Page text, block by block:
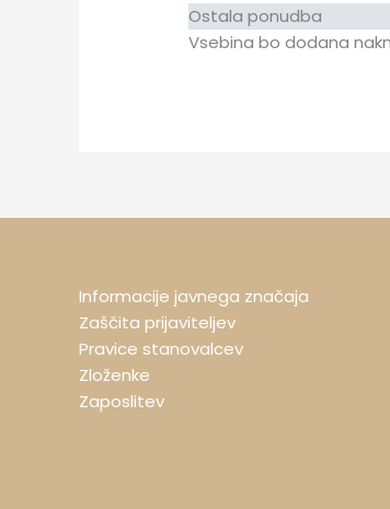
Ostala ponudba
Vsebina bo dodana
Informacije javnega značaja
Zaščita prijaviteljev
Pravice stanovalcev
Zloženke
Zaposlitev